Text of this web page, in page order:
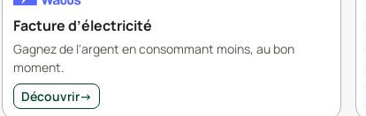
Facture d’électricité
Gagnez de l'argent en consommant moins, au bon
moment.
Découvrir→